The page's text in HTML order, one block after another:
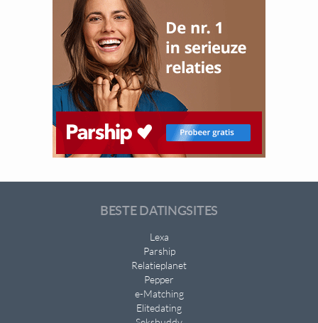
BESTE DATINGSITES
Lexa
Parship
Relatieplanet
Pepper
e-Matching
Elitedating